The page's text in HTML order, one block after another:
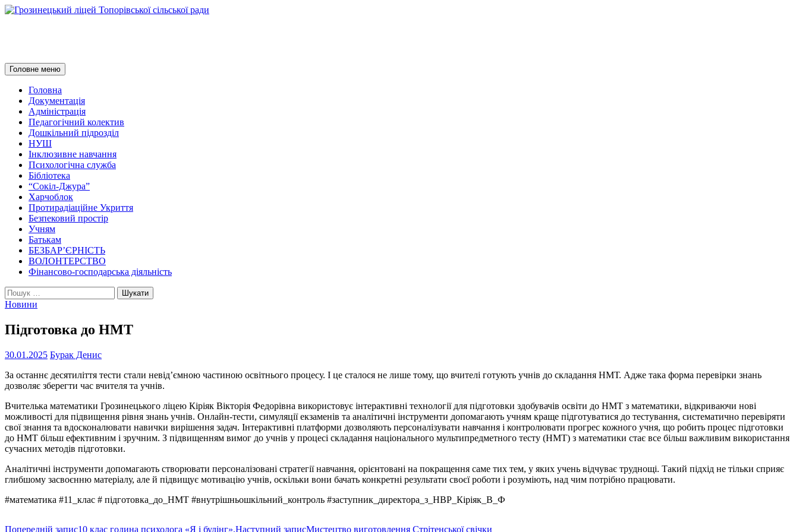
Пошук
Головне меню Перейти
до
Головна
Документація
Адміністрація
Педагогічний колектив
Дошкільний підрозділ
НУШ
Інклюзивне навчання
Психологічна служба
Бібліотека
“Сокіл-Джура”
Харчоблок
Протирадіаційне Укриття
Безпековий простір
Учням
Батькам
БЕЗБАР’ЄРНІСТЬ
ВОЛОНТЕРСТВО
Фінансово-господарська діяльність
Пошук:
Новини
Підготовка до НМТ
30.01.2025 Бурак Денис
За останнє десятиліття тести стали невід’ємною частиною освітнього процесу. І це сталося не лише тому, що вчителі готують учнів до складання НМТ. Адже така форма перевірки знань
дозволяє зберегти час вчителя та учнів.
Вчителька математики Грозинецького ліцею Кіріяк Вікторія Федорівна використовує інтерактивні технології для підготовки здобувачів освіти до НМТ з математики, відкриваючи нові
можливості для підвищення рівня знань учнів. Онлайн-тести, симуляції екзаменів та аналітичні інструменти допомагають учням краще підготуватися до тестування, систематично перевіряти
свої знання та вдосконалювати навички вирішення задач. Інтерактивні платформи дозволяють персоналізувати навчання і контролювати прогрес кожного учня, що робить процес підготовки
до НМТ більш ефективним і зручним. З підвищенням вимог до учнів у процесі складання національного мультипредметного тесту (НМТ) з математики стає все більш важливим використання
сучасних методів підготовки.
Аналітичні інструменти допомагають створювати персоналізовані стратегії навчання, орієнтовані на покращення саме тих тем, у яких учень відчуває труднощі. Такий підхід не тільки сприяє
глибшому засвоєнню матеріалу, але й підвищує мотивацію учнів, оскільки вони бачать конкретні результати своєї роботи і розуміють, над чим потрібно працювати.
#математика #11_клас # підготовка_до_НМТ #внутрішньошкільний_контроль #заступник_директора_з_НВР_Кіріяк_В_Ф
Попередній запис10 клас година психолога «Я і булінг».Наступний записМистецтво виготовлення Стрітенської свічки